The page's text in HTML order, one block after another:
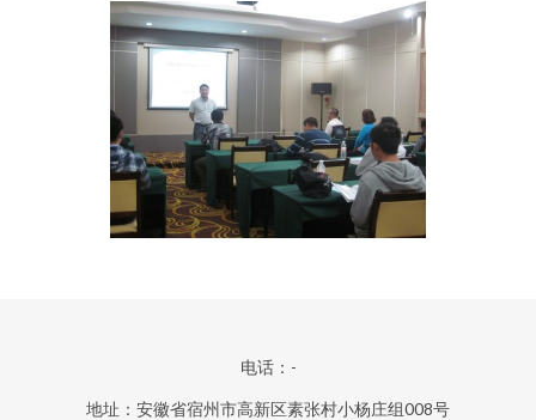
电话：-
地址：安徽省宿州市高新区素张村小杨庄组008号